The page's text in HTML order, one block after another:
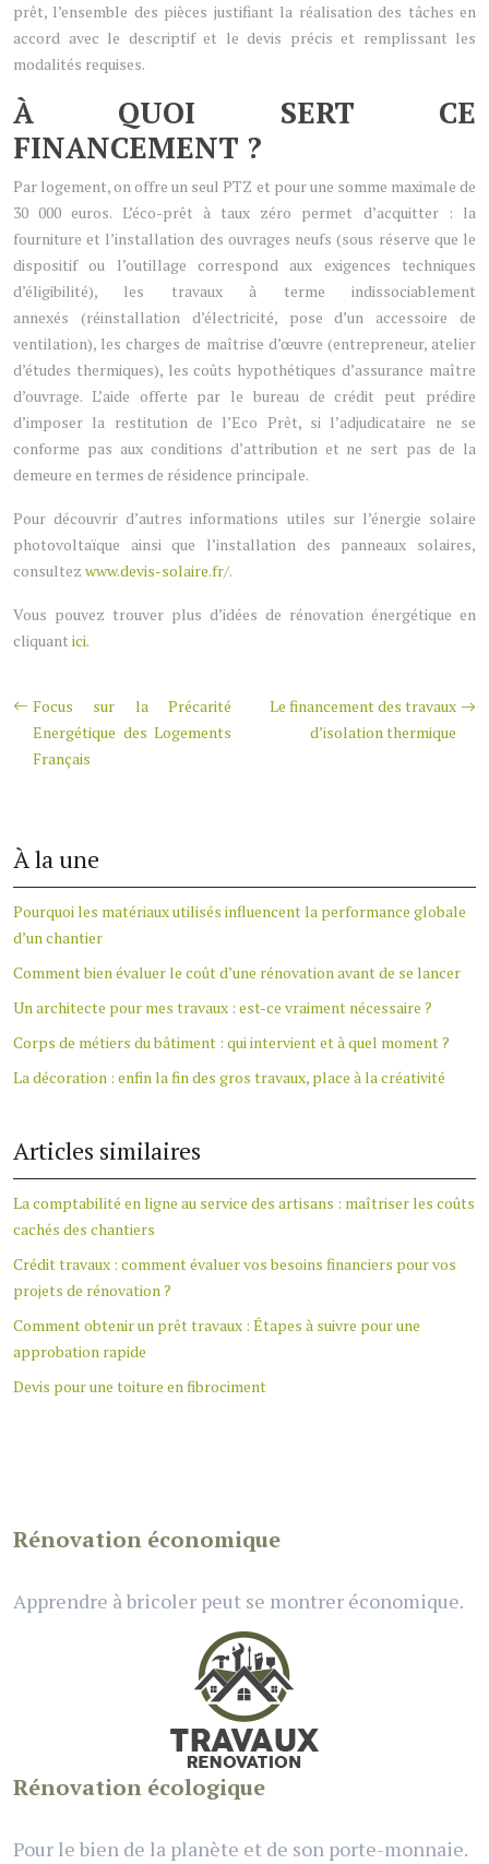
prêt, l’ensemble des pièces justifiant la réalisation des tâches en
accord avec le descriptif et le devis précis et remplissant les
modalités requises.
À QUOI SERT CE
FINANCEMENT ?
Par logement, on offre un seul PTZ et pour une somme maximale de
30 000 euros. L’éco-prêt à taux zéro permet d’acquitter : la
fourniture et l’installation des ouvrages neufs (sous réserve que le
dispositif ou l’outillage correspond aux exigences techniques
d’éligibilité), les travaux à terme indissociablement
annexés (réinstallation d’électricité, pose d’un accessoire de
ventilation), les charges de maîtrise d’œuvre (entrepreneur, atelier
d’études thermiques), les coûts hypothétiques d’assurance maître
d’ouvrage. L’aide offerte par le bureau de crédit peut prédire
d’imposer la restitution de l’Eco Prêt, si l’adjudicataire ne se
conforme pas aux conditions d’attribution et ne sert pas de la
demeure en termes de résidence principale.
Pour découvrir d’autres informations utiles sur l’énergie solaire
photovoltaïque ainsi que l’installation des panneaux solaires,
consultez www.devis-solaire.fr/.
Vous pouvez trouver plus d’idées de rénovation énergétique en
cliquant ici.
Focus sur la Précarité
Energétique des Logements
Français
Le financement des travaux
d’isolation thermique
À la une
Pourquoi les matériaux utilisés influencent la performance globale
d’un chantier
Comment bien évaluer le coût d’une rénovation avant de se lancer
Un architecte pour mes travaux : est-ce vraiment nécessaire ?
Corps de métiers du bâtiment : qui intervient et à quel moment ?
La décoration : enfin la fin des gros travaux, place à la créativité
Articles similaires
La comptabilité en ligne au service des artisans : maîtriser les coûts
cachés des chantiers
Crédit travaux : comment évaluer vos besoins financiers pour vos
projets de rénovation ?
Comment obtenir un prêt travaux : Étapes à suivre pour une
approbation rapide
Devis pour une toiture en fibrociment
Rénovation économique
Apprendre à bricoler peut se montrer économique.
Rénovation écologique
Pour le bien de la planète et de son porte-monnaie.